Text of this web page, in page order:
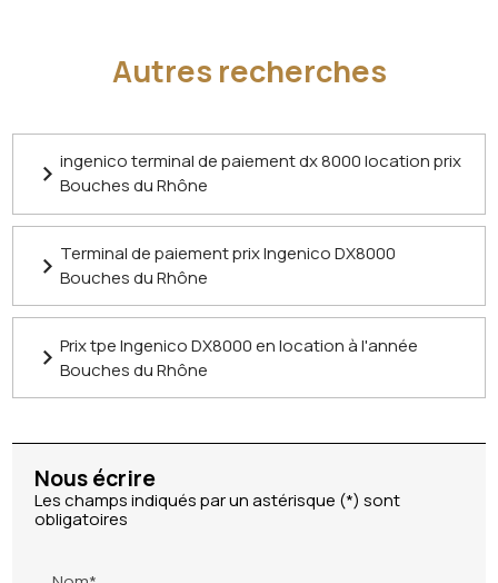
Autres recherches
ingenico terminal de paiement dx 8000 location prix
Bouches du Rhône
Terminal de paiement prix Ingenico DX8000
Bouches du Rhône
Prix tpe Ingenico DX8000 en location à l'année
Bouches du Rhône
Nous écrire
Les champs indiqués par un astérisque (*) sont
obligatoires